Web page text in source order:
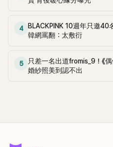
4
BLACKPINK 10週年只邀
韓網罵翻：太敷衍
5
只差一名出道fromis_9！《
婚紗照美到認不出